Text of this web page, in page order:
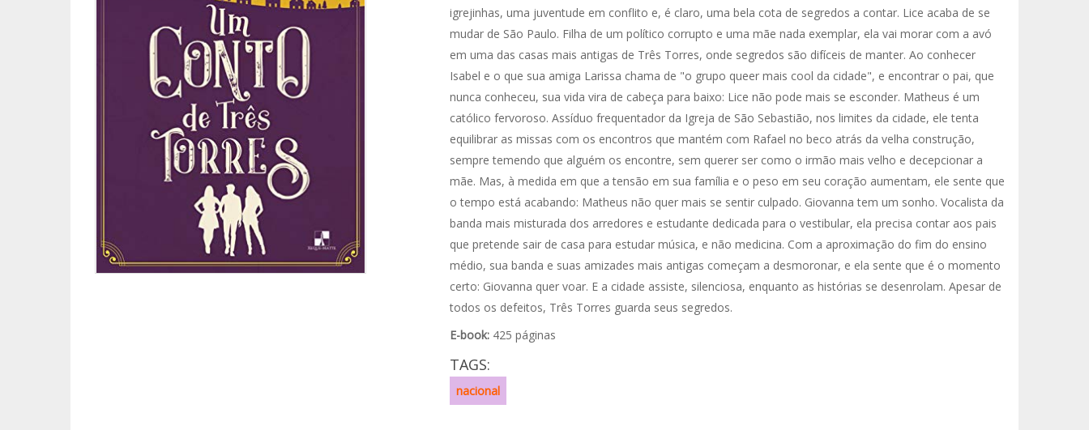
igrejinhas, uma juventude em conflito e, é claro, uma bela cota de segredos a contar. Lice acaba de se
mudar de São Paulo. Filha de um político corrupto e uma mãe nada exemplar, ela vai morar com a avó
em uma das casas mais antigas de Três Torres, onde segredos são difíceis de manter. Ao conhecer
Isabel e o que sua amiga Larissa chama de "o grupo queer mais cool da cidade", e encontrar o pai, que
nunca conheceu, sua vida vira de cabeça para baixo: Lice não pode mais se esconder. Matheus é um
católico fervoroso. Assíduo frequentador da Igreja de São Sebastião, nos limites da cidade, ele tenta
equilibrar as missas com os encontros que mantém com Rafael no beco atrás da velha construção,
sempre temendo que alguém os encontre, sem querer ser como o irmão mais velho e decepcionar a
mãe. Mas, à medida em que a tensão em sua família e o peso em seu coração aumentam, ele sente que
o tempo está acabando: Matheus não quer mais se sentir culpado. Giovanna tem um sonho. Vocalista da
banda mais misturada dos arredores e estudante dedicada para o vestibular, ela precisa contar aos pais
que pretende sair de casa para estudar música, e não medicina. Com a aproximação do fim do ensino
médio, sua banda e suas amizades mais antigas começam a desmoronar, e ela sente que é o momento
certo: Giovanna quer voar. E a cidade assiste, silenciosa, enquanto as histórias se desenrolam. Apesar de
todos os defeitos, Três Torres guarda seus segredos.
E-book: 425 páginas
TAGS:
nacional